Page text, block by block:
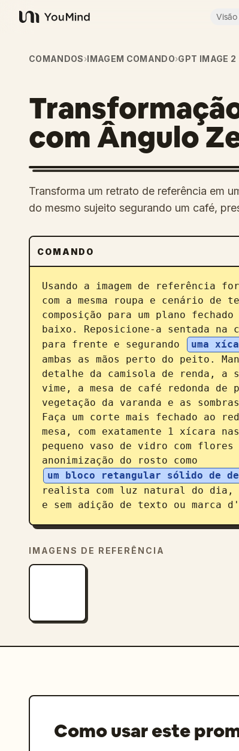
YouMind
Visão
COMANDOS›IMAGEM COMANDO›GPT IMAGE 2
com Ângulo
Transforma um retrato de referência em
do mesmo sujeito segurando um café,
COMANDO
Usando a imagem de referência
com a mesma roupa e cenário
composição para um plano
baixo. Reposicione-a sentada na
para frente e segurando
uma
ambas as mãos perto do peito.
detalhe da camisola de renda,
vime, a mesa de café redonda
vegetação da varanda e as
Faça um corte mais fechado ao
mesa, com exatamente 1 xícara
pequeno vaso de vidro com
anonimização do rosto como
um bloco retangular sólido de
realista com luz natural do dia,
e sem adição de texto ou marca
IMAGENS DE REFERÊNCIA
Como usar este